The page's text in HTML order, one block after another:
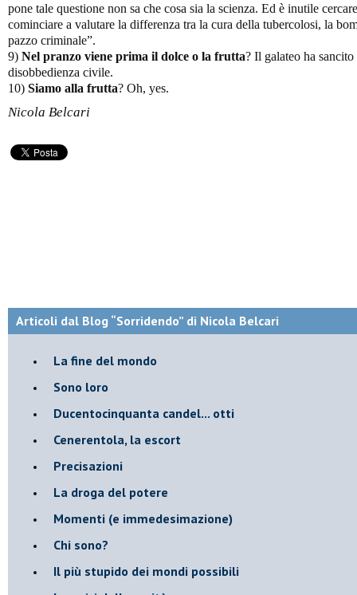
pone tale questione non sa che cosa sia la scienza. Ed è inutile
cominciare a valutare la differenza tra la cura della tubercolosi, la
pazzo criminale”.
9) Nel pranzo viene prima il dolce o la frutta? Il galateo ha
disobbedienza civile.
10) Siamo alla frutta? Oh, yes.
Nicola Belcari
Articoli dal Blog “Sorridendo” di Nicola Belcari
La fine del mondo
Sono loro
Ducentocinquanta candel... otti
Cenerentola, la escort
Precisazioni
La droga del potere
Momenti (e immedesimazione)
Chi sono?
Il più stupido dei mondi possibili